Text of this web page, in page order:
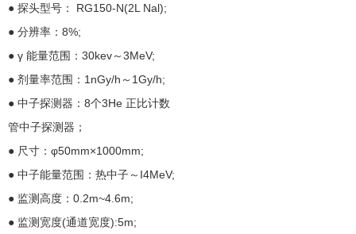
● 探头型号： RG150-N(2L Nal);
● 分辨率：8%;
● γ 能量范围：30kev～3MeV;
● 剂量率范围：1nGy/h～1Gy/h;
● 中子探测器：8个3He 正比计数
管中子探测器；
● 尺寸：φ50mm×1000mm;
● 中子能量范围：热中子～I4MeV;
● 监测高度：0.2m~4.6m;
● 监测宽度(通道宽度):5m;